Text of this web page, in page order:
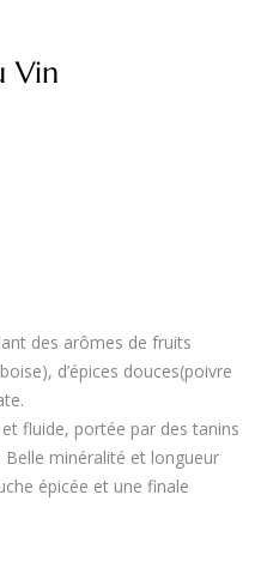
Vin
des arômes de fruits
d’épices douces(poivre
fluide, portée par des tanins
Belle minéralité et longueur
épicée et une finale